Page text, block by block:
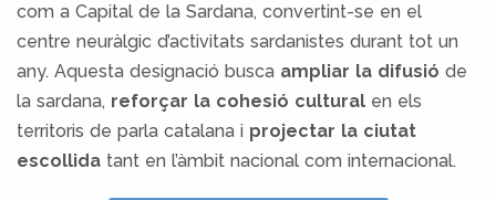
com a Capital de la Sardana, convertint-se en el
centre neuràlgic d’activitats sardanistes durant tot un
any. Aquesta designació busca ampliar la difusió de
la sardana, reforçar la cohesió cultural en els
territoris de parla catalana i projectar la ciutat
escollida tant en l’àmbit nacional com internacional.